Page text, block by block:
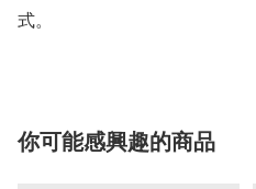
式。
你可能感興趣的商品